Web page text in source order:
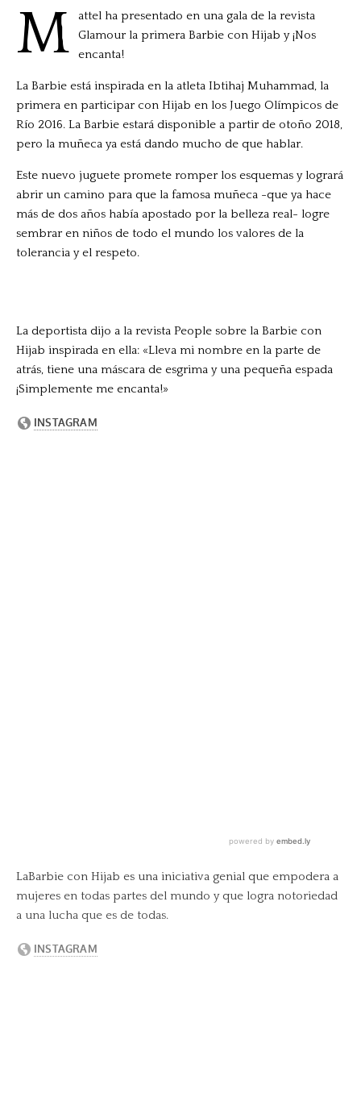
M
attel ha presentado en una gala de la revista
Glamour la primera Barbie con Hijab y ¡Nos
encanta!
La Barbie está inspirada en la atleta Ibtihaj Muhammad, la
primera en participar con Hijab en los Juego Olímpicos de
Río 2016. La Barbie estará disponible a partir de otoño 2018,
pero la muñeca ya está dando mucho de que hablar.
Este nuevo juguete promete romper los esquemas y logrará
abrir un camino para que la famosa muñeca -que ya hace
más de dos años había apostado por la belleza real- logre
sembrar en niños de todo el mundo los valores de la
tolerancia y el respeto.
La deportista dijo a la revista People sobre la Barbie con
Hijab inspirada en ella: «Lleva mi nombre en la parte de
atrás, tiene una máscara de esgrima y una pequeña espada
¡Simplemente me encanta!»
LaBarbie con Hijab es una iniciativa genial que empodera a
mujeres en todas partes del mundo y que logra notoriedad
a una lucha que es de todas.